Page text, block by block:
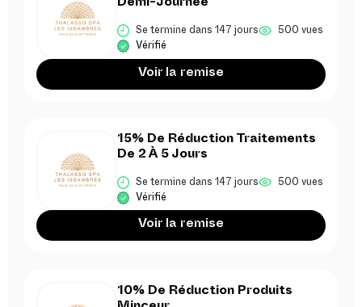
Demi-Journée
Se termine dans 147 jours 500 vues
Vérifié
Voir la remise
15% De Réduction Traitements
De 2 À 5 Jours
Se termine dans 147 jours 500 vues
Vérifié
Voir la remise
10% De Réduction Produits